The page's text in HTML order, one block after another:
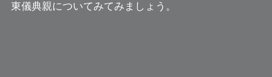
東儀典親についてみてみましょう。